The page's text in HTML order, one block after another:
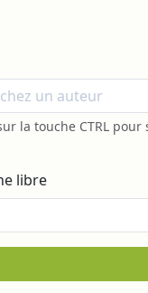
la touche CTRL
libre